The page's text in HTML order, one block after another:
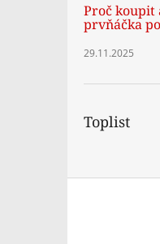
Proč koupit
prvňáčka
29.11.2025
Toplist